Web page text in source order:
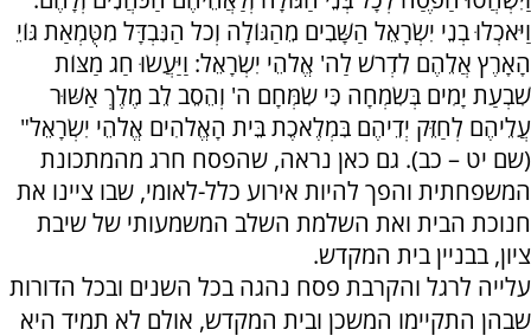
וַיֹּאכְלוּ בְנֵי יִשְׂרָאֵל הַשָּׁבִים מֵהַגּוֹלָה וְכֹל הַנִּבְדָּל מִטֻּמְאַת גּוֹיֵ
הָאָרֶץ אֲלֵהֶם לִדְרֹשׁ לַה' אֱלֹהֵי יִשְׂרָאֵל: וַיַּעֲשׂוּ חַג מַצּוֹת
שִׁבְעַת יָמִים בְּשִׂמְחָה כִּי שִׂמְּחָם ה' וְהֵסֵב לֵב מֶלֶךְ אַשּׁוּר
עֲלֵיהֶם לְחַזֵּק יְדֵיהֶם בִּמְלֶאכֶת בֵּית הָאֱלֹהִים אֱלֹהֵי יִשְׂרָאֵל"
(שם יט – כב). גם כאן נראה, שהפסח חרג מהמתכונת
המשפחתית והפך להיות אירוע כלל-לאומי, שבו ציינו את
חנוכת הבית ואת השלמת השלב המשמעותי של שיבת
ציון, בבניין בית המקדש.
עלייה לרגל והקרבת פסח נהגה בכל השנים ובכל הדורות
שבהן התקיימו המשכן ובית המקדש, אולם לא תמיד היא